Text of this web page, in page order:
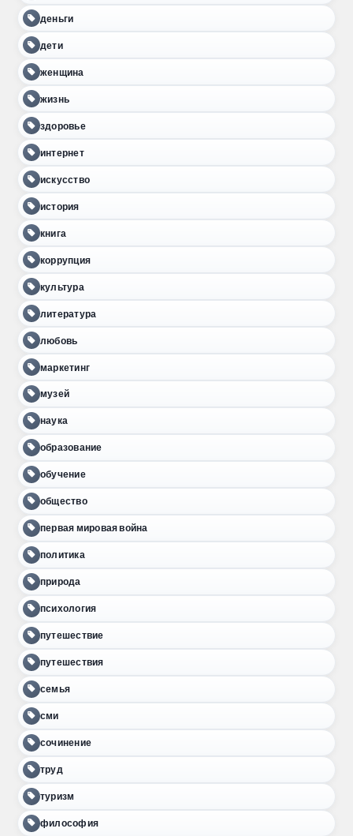
деньги
дети
женщина
жизнь
здоровье
интернет
искусство
история
книга
коррупция
культура
литература
любовь
маркетинг
музей
наука
образование
обучение
общество
первая мировая война
политика
природа
психология
путешествие
путешествия
семья
сми
сочинение
труд
туризм
философия